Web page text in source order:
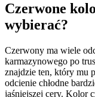
Czerwone
wybierać?
Czerwony ma wiele
karmazynowego po
znajdzie ten, który mu
odcienie chłodne
jaśniejszej cery. Kolor